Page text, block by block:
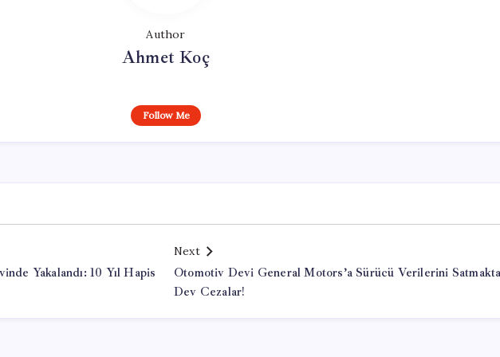
Author
Ahmet Koç
Follow Me
Yakalandı: 10 Yıl Hapis
Next
Otomotiv Devi General Motors’a Sürücü Verilerini
Dev Cezalar!